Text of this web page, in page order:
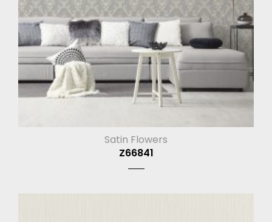
Satin Flowers
Z66841